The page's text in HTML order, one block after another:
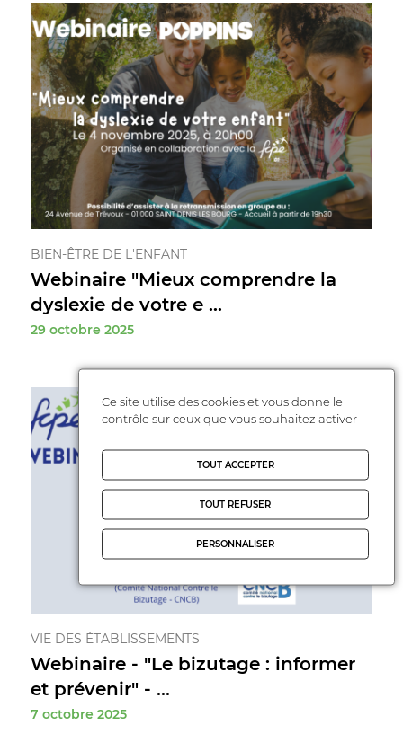
BIEN-ÊTRE DE L'ENFANT
Webinaire "Mieux comprendre la
dyslexie de votre e ...
29 octobre 2025
VIE DES ÉTABLISSEMENTS
Webinaire - "Le bizutage : informer
et prévenir" - ...
7 octobre 2025
Ce site utilise des cookies et vous donne le
contrôle sur ceux que vous souhaitez activer
TOUT ACCEPTER
TOUT REFUSER
PERSONNALISER